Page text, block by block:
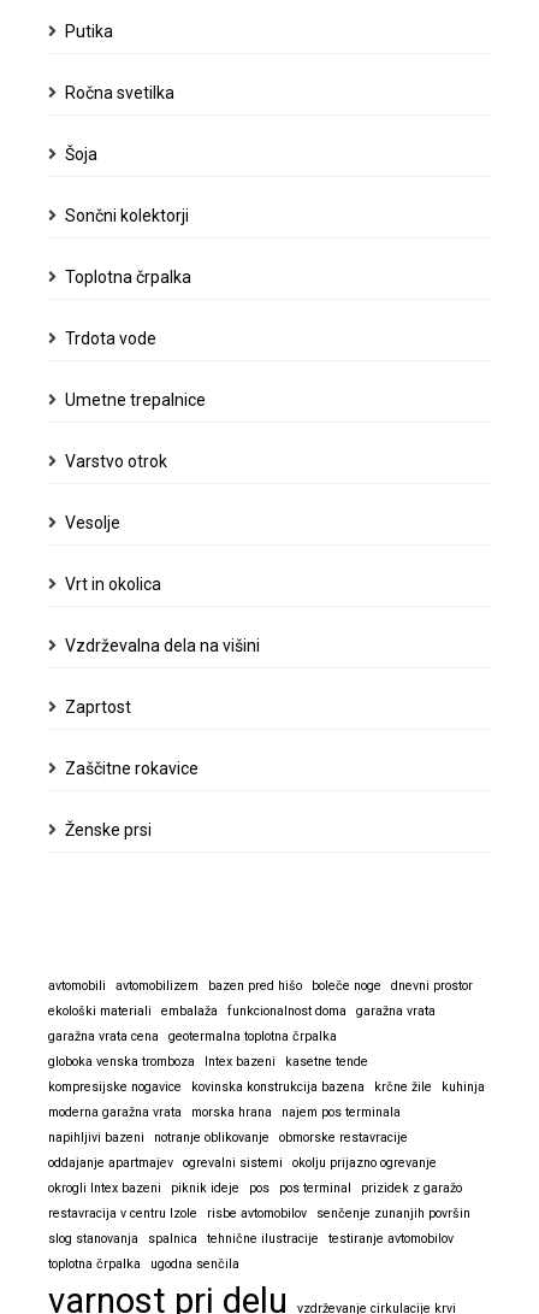
Putika
Ročna svetilka
Šoja
Sončni kolektorji
Toplotna črpalka
Trdota vode
Umetne trepalnice
Varstvo otrok
Vesolje
Vrt in okolica
Vzdrževalna dela na višini
Zaprtost
Zaščitne rokavice
Ženske prsi
avtomobili avtomobilizem bazen pred hišo boleče noge
dnevni prostor
ekološki materiali
embalaža funkcionalnost doma
garažna vrata
garažna vrata cena
geotermalna toplotna črpalka
globoka venska tromboza
Intex bazeni
kasetne tende
kompresijske nogavice
kovinska konstrukcija bazena krčne žile
kuhinja
moderna garažna vrata
morska hrana
najem pos terminala
napihljivi bazeni
notranje oblikovanje
obmorske restavracije
oddajanje apartmajev
ogrevalni sistemi
okolju prijazno ogrevanje
okrogli Intex bazeni
piknik ideje pos pos terminal
prizidek z garažo
restavracija v centru Izole
risbe avtomobilov
senčenje zunanjih površin
slog stanovanja
spalnica tehnične ilustracije
testiranje avtomobilov
toplotna črpalka
ugodna senčila
varnost pri delu vzdrževanje cirkulacije krvi